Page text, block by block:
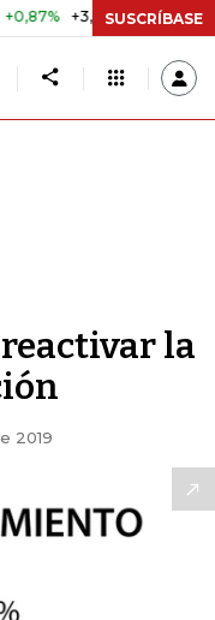
+3,02% DTF 10,34%
SUSCRÍBASE
la
2019